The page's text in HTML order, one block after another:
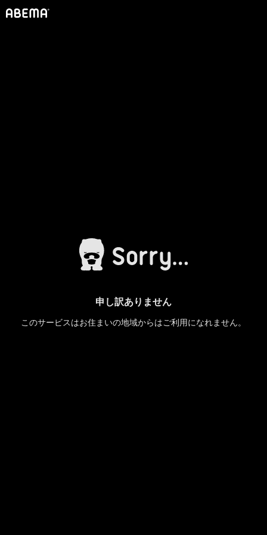
申し訳ありません
このサービスはお住まいの地域からはご利用になれません。